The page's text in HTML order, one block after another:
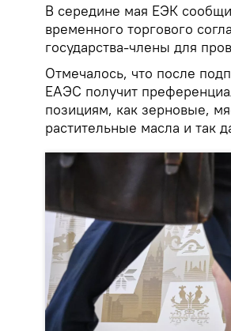
В середине мая ЕЭК
временного торгового
государства-члены для
Отмечалось, что после
ЕАЭС получит
позициям, как зерновые,
растительные масла и так